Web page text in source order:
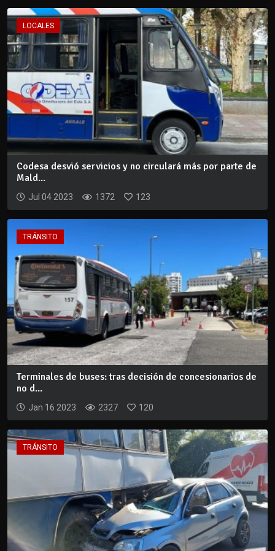
LOCALES
Codesa desvió servicios y no circulará más por parte de
Mald...
Jul 04 2023 1372 123
TRÁNSITO
Terminales de buses: tras decisión de concesionarios de
no d...
Jan 16 2023 2327 120
TRÁNSITO